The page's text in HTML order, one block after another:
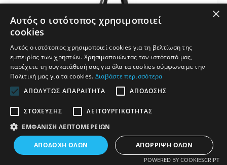
ΦΊΛΤΡΑ
×
Αυτός ο ιστότοπος χρησιμοποιεί
cookies
Αυτός ο ιστότοπος χρησιμοποιεί cookies για τη βελτίωση της
εμπειρίας των χρηστών. Χρησιμοποιώντας τον ιστότοπό μας,
παρέχετε τη συγκατάθεσή σας για όλα τα cookies σύμφωνα με την
Πολιτική μας για τα cookies. Διαβάστε περισσότερα
ΑΠΟΛΎΤΩΣ ΑΠΑΡΑΊΤΗΤΑ
ΑΠΌΔΟΣΗΣ
ΣΤΌΧΕΥΣΗΣ
ΛΕΙΤΟΥΡΓΙΚΌΤΗΤΑΣ
ΕΜΦΆΝΙΣΗ ΛΕΠΤΟΜΕΡΕΙΏΝ
ΑΠΟΔΟΧΉ ΌΛΩΝ ΑΠΌΡΡΙΨΗ ΌΛΩΝ
POWERED BY COOKIESCRIPT